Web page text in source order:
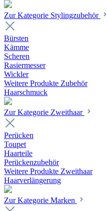
Zur Kategorie Stylingzubehör
Bürsten
Kämme
Scheren
Rasiermesser
Wickler
Weitere Produkte Zubehör
Haarschmuck
Zur Kategorie Zweithaar
Perücken
Toupet
Haarteile
Perückenzubehör
Weitere Produkte Zweithaar
Haarverlängerung
Zur Kategorie Marken